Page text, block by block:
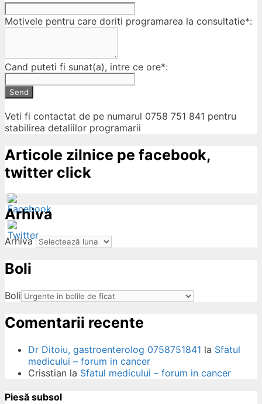
Motivele pentru care doriti programarea la consultatie*:
Cand puteti fi sunat(a), intre ce ore*:
Send
Veti fi contactat de pe numarul 0758 751 841 pentru
stabilirea detaliilor programarii
Articole zilnice pe facebook,
twitter click
Arhiva
Arhiva
Boli
Boli
Comentarii recente
Dr Ditoiu, gastroenterolog 0758751841 la Sfatul
medicului – forum in cancer
Crisstian la Sfatul medicului – forum in cancer
Piesă subsol